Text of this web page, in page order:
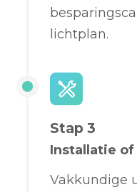
lichtplan.
Stap 3
Installatie
Vakkundige